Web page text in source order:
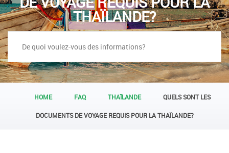
THAÏLANDE?
HOME FAQ THAÏLANDE QUELS SONT LES
DOCUMENTS DE VOYAGE REQUIS POUR LA THAÏLANDE?